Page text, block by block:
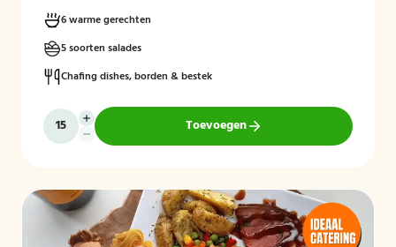
6 warme gerechten
5 soorten salades
Chafing dishes, borden & bestek
Toevoegen